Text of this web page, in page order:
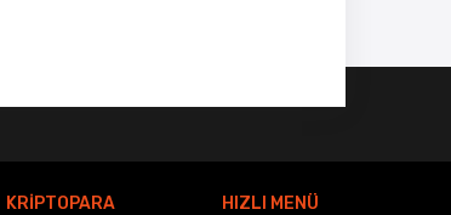
KRİPTOPARA HIZLI MENÜ